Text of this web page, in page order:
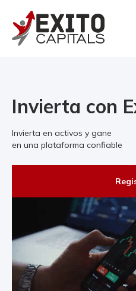
Invierta con
Invierta en activos y gane
en una plataforma confiable